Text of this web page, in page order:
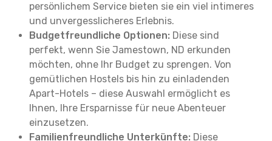
persönlichem Service bieten sie ein viel intimeres
und unvergesslicheres Erlebnis.
Budgetfreundliche Optionen: Diese sind
perfekt, wenn Sie Jamestown, ND erkunden
möchten, ohne Ihr Budget zu sprengen. Von
gemütlichen Hostels bis hin zu einladenden
Apart-Hotels – diese Auswahl ermöglicht es
Ihnen, Ihre Ersparnisse für neue Abenteuer
einzusetzen.
Familienfreundliche Unterkünfte: Diese